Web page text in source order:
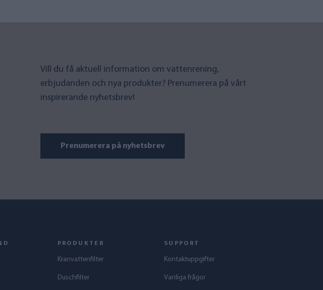
Vill du få aktuell information om vattenrening,
erbjudanden och nya produkter? Prenumerera på vårt
inspirerande nyhetsbrev!
Prenumerera på nyhetsbrev
PRODUKTER
Kranvattenfilter
Duschfilter
SUPPORT
Kontaktuppgifter
Vanliga frågor